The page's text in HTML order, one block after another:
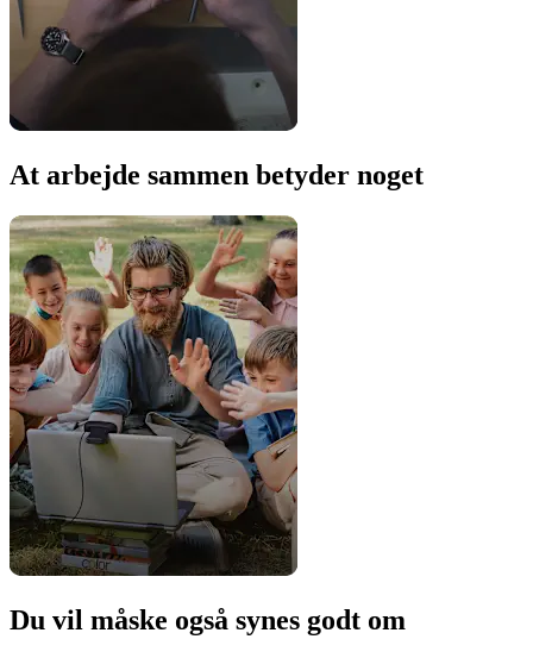
At arbejde sammen betyder noget
Du vil måske også synes godt om